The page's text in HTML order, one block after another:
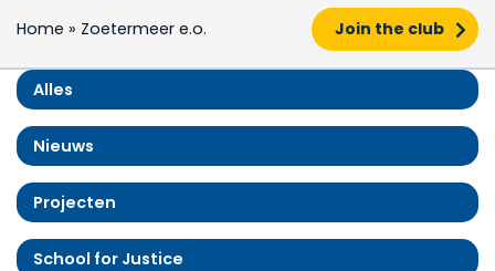
Home » Zoetermeer e.o. Join the club
Alles
Nieuws
Projecten
School for Justice